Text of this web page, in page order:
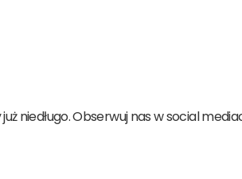
niedługo. Obserwuj nas w social